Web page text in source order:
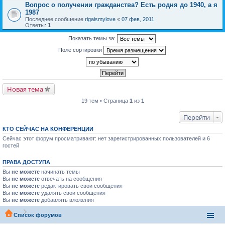
Вопрос о получении гражданства? Есть родня до 1940, а я
1987
Последнее сообщение rigaismylove « 07 фев, 2011
Ответы: 1
Показать темы за:
Поле сортировки
Новая тема
19 тем • Страница 1 из 1
Перейти
КТО СЕЙЧАС НА КОНФЕРЕНЦИИ
Сейчас этот форум просматривают: нет зарегистрированных пользователей и 6
гостей
ПРАВА ДОСТУПА
Вы не можете начинать темы
Вы не можете отвечать на сообщения
Вы не можете редактировать свои сообщения
Вы не можете удалять свои сообщения
Вы не можете добавлять вложения
Список форумов